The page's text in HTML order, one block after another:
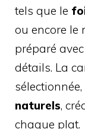
tels que le
ou encore le
préparé
détails. La
naturels,
chaque plat.